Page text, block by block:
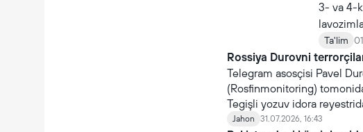
3- va 4-
Ta'lim
Rossiya Durovni
Telegram asosçisi Pavel
(Rosfinmonitoring)
Tegişli yozuv idora
Jahon 31.07.2026, 16:43